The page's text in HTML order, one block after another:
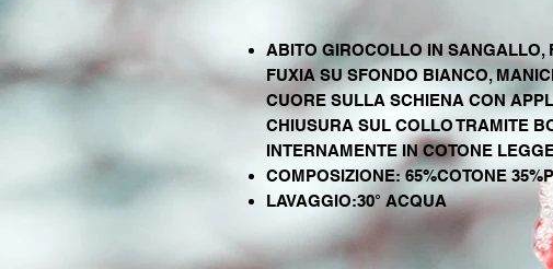
ABITO GIROCOLLO IN SANGALLO,
FUXIA SU SFONDO BIANCO,
CUORE SULLA SCHIENA CON
CHIUSURA SUL COLLO TRAMITE
INTERNAMENTE IN COTONE
COMPOSIZIONE: 65%COTONE
LAVAGGIO:30° ACQUA